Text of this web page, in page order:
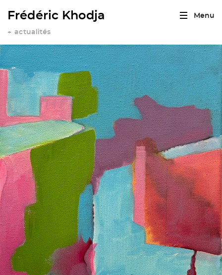
Frédéric Khodja
+ actualités
Menu